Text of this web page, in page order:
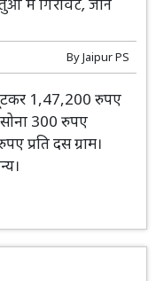
में गिरावट, जानें
ByJaipur PS
1,47,200 रुपए
सोना 300 रुपए
प्रति दस ग्राम।